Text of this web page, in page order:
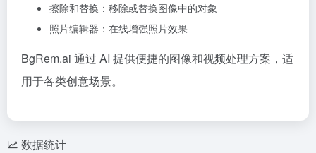
擦除和替换：移除或替换图像中的对象
照片编辑器：在线增强照片效果
BgRem.ai 通过 AI 提供便捷的图像和视频处理方案，适
用于各类创意场景。
数据统计